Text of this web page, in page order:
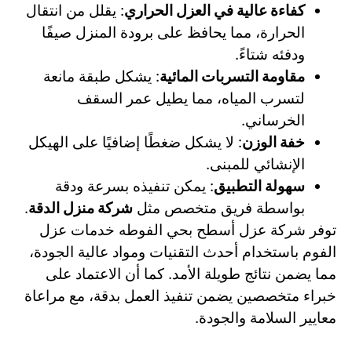
كفاءة عالية في العزل الحراري: يقلل من انتقال
الحرارة، مما يحافظ على برودة المنزل صيفًا
ودفئه شتاءً.
مقاومة التسربات المائية: يشكل طبقة مانعة
لتسرب المياه، مما يطيل عمر السقف
الخرساني.
خفة الوزن: لا يشكل ضغطًا إضافيًا على الهيكل
الإنشائي للمبنى.
سهولة التطبيق: يمكن تنفيذه بسرعة ودقة
بواسطة فريق متخصص مثل شركة منزل الدقة.
توفر شركة عزل أسطح بحي الفوطه خدمات عزل
الفوم باستخدام أحدث التقنيات ومواد عالية الجودة،
مما يضمن نتائج طويلة الأمد. كما أن الاعتماد على
خبراء متخصصين يضمن تنفيذ العمل بدقة، مع مراعاة
معايير السلامة والجودة.